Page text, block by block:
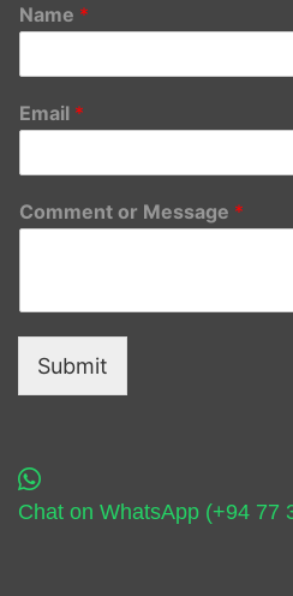
Name *
Email *
Comment or Message *
Submit
Chat on WhatsApp (+94 77